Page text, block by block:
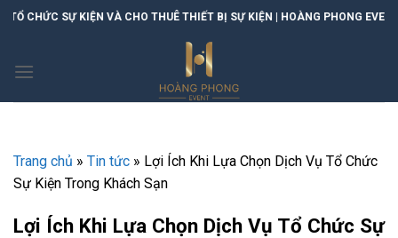
SkipCHO THUÊ THIẾT BỊ SỰ KIỆN | HOÀNG PHONG EVENT
Trang chủ » Tin tức » Lợi Ích Khi Lựa Chọn Dịch Vụ Tổ Chức
Sự Kiện Trong Khách Sạn
Lợi Ích Khi Lựa Chọn Dịch Vụ Tổ Chức Sự